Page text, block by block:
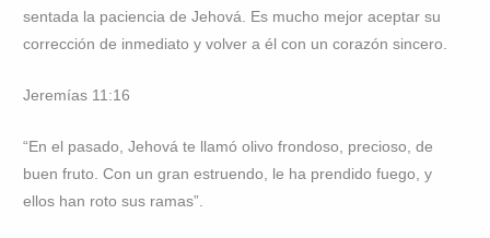
sentada la paciencia de Jehová. Es mucho mejor aceptar su
corrección de inmediato y volver a él con un corazón sincero.
Jeremías 11:16
“En el pasado, Jehová te llamó olivo frondoso, precioso, de
buen fruto. Con un gran estruendo, le ha prendido fuego, y
ellos han roto sus ramas”.